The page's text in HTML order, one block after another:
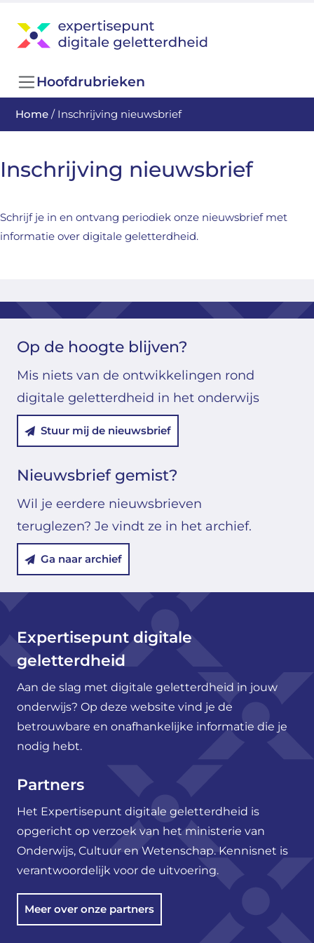
Hoofdrubrieken
Home / Inschrijving nieuwsbrief
Inschrijving nieuwsbrief
Schrijf je in en ontvang periodiek onze nieuwsbrief met
informatie over digitale geletterdheid.
Op de hoogte blijven?
Mis niets van de ontwikkelingen rond
digitale geletterdheid in het onderwijs
Stuur mij de nieuwsbrief
Nieuwsbrief gemist?
Wil je eerdere nieuwsbrieven
teruglezen? Je vindt ze in het archief.
Ga naar archief
Expertisepunt digitale
geletterdheid
Aan de slag met digitale geletterdheid in jouw
onderwijs? Op deze website vind je de
betrouwbare en onafhankelijke informatie die je
nodig hebt.
Partners
Het Expertisepunt digitale geletterdheid is
opgericht op verzoek van het ministerie van
Onderwijs, Cultuur en Wetenschap. Kennisnet is
verantwoordelijk voor de uitvoering.
Meer over onze partners